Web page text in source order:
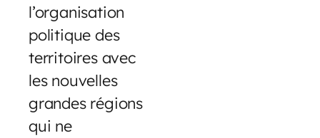
l’organisation
politique des
territoires avec
les nouvelles
grandes régions
qui ne